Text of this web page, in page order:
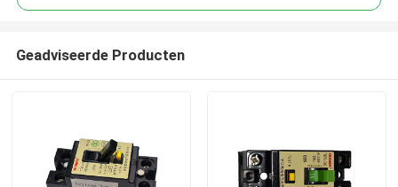
Geadviseerde Producten